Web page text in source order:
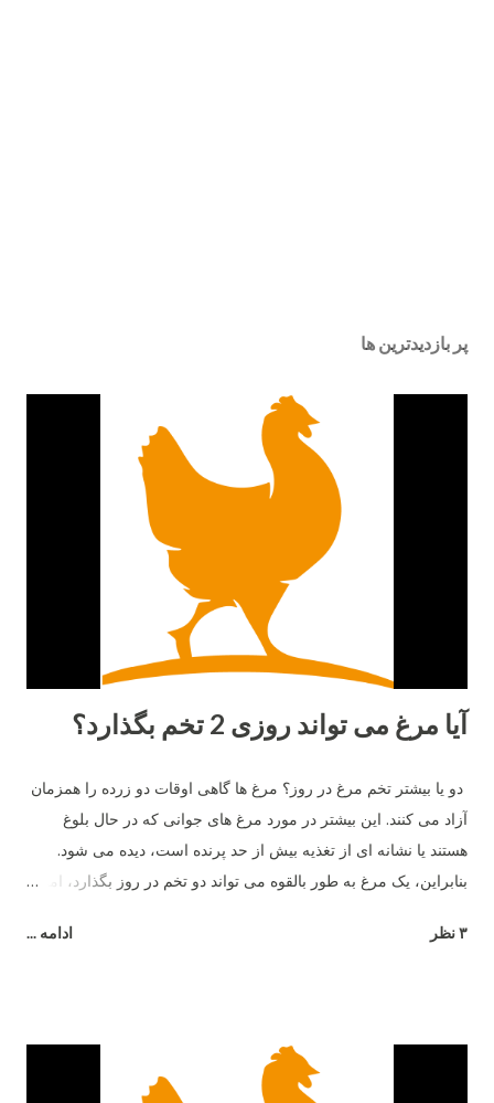
پر بازدیدترین ها
آیا مرغ می تواند روزی 2 تخم بگذارد؟
دو یا بیشتر تخم مرغ در روز؟ مرغ ها گاهی اوقات دو زرده را همزمان
آزاد می کنند. این بیشتر در مورد مرغ های جوانی که در حال بلوغ
هستند یا نشانه ای از تغذیه بیش از حد پرنده است، دیده می شود.
بنابراین، یک مرغ به طور بالقوه می تواند دو تخم در روز بگذارد، اما نه
۳ نظر ادامه ...